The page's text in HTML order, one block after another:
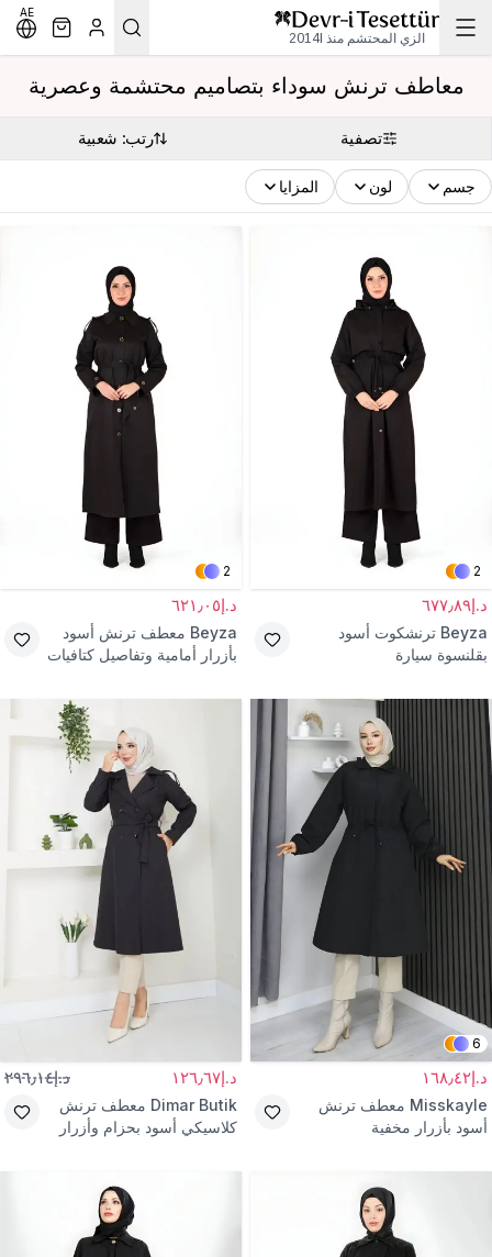
الزي المحتشم منذ 2014l
AE
معاطف ترنش سوداء بتصاميم محتشمة وعصرية
تصفية رتب: شعبية
جسم لون المزايا
2
د.إ٦٧٧٫٨٩
Beyza ترنشكوت أسود
بقلنسوة سيارة
2
د.إ٦٢١٫٠٥
Beyza معطف ترنش أسود
بأزرار أمامية وتفاصيل كتافيات
6
د.إ١٦٨٫٤٢
Misskayle معطف ترنش
أسود بأزرار مخفية
د.إ١٢٦٫٦٧ د.إ٢٩٦٫١٤
Dimar Butik معطف ترنش
كلاسيكي أسود بحزام وأزرار